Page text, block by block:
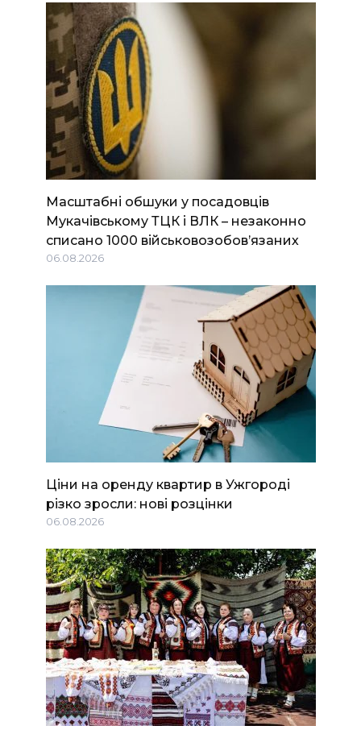
Масштабні обшуки у посадовців
Мукачівському ТЦК і ВЛК – незаконно
списано 1000 військовозобов’язаних
06.08.2026
Ціни на оренду квартир в Ужгороді
різко зросли: нові розцінки
06.08.2026